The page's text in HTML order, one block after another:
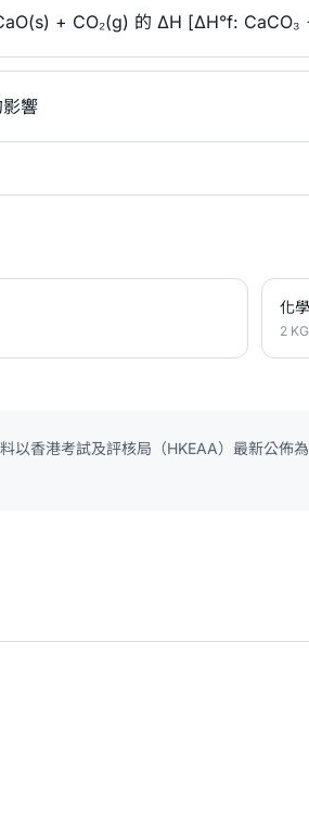
+ CO₂(g) 的 ΔH [ΔH°f:
響
化
2
料以香港考試及評核局（HKEAA）最新公